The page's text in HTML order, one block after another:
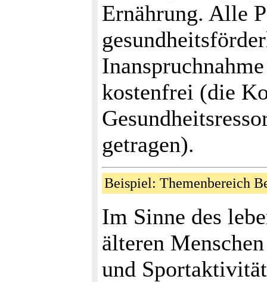
Ernährung. Alle
kostenfrei (die
getragen).
Beispiel: Themenbereich
Im Sinne des
älteren
und